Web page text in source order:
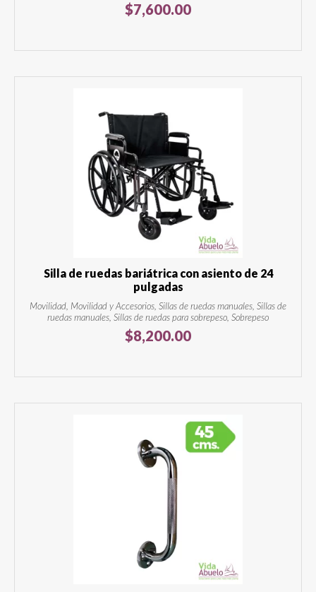
$7,600.00
Silla de ruedas bariátrica con asiento de 24
pulgadas
Movilidad, Movilidad y Accesorios, Sillas de ruedas manuales, Sillas de
ruedas manuales, Sillas de ruedas para sobrepeso, Sobrepeso
$8,200.00